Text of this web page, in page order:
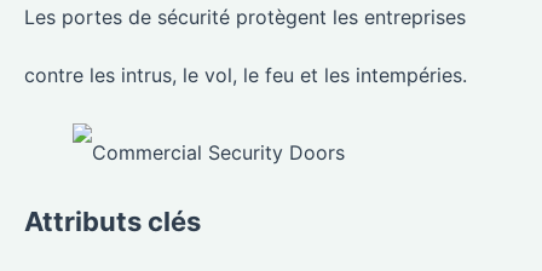
Les portes de sécurité protègent les entreprises
contre les intrus, le vol, le feu et les intempéries.
Attributs clés